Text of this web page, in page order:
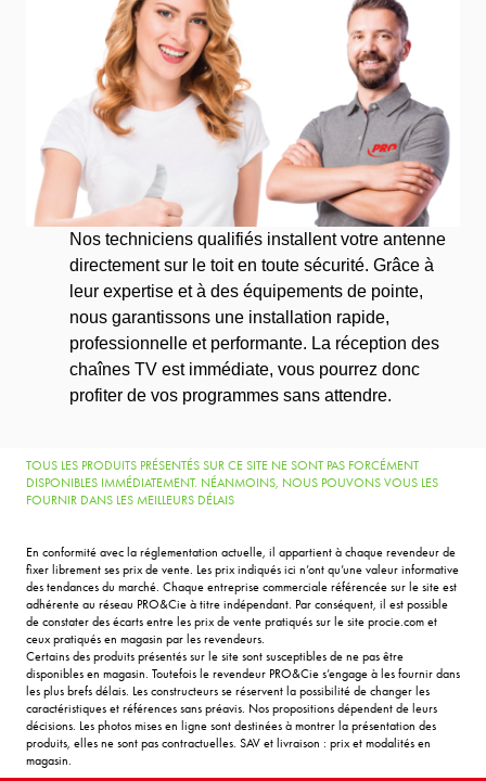
Nos techniciens qualifiés installent votre antenne
directement sur le toit en toute sécurité. Grâce à
leur expertise et à des équipements de pointe,
nous garantissons une installation rapide,
professionnelle et performante. La réception des
chaînes TV est immédiate, vous pourrez donc
profiter de vos programmes sans attendre.
TOUS LES PRODUITS PRÉSENTÉS SUR CE SITE NE SONT PAS FORCÉMENT
DISPONIBLES IMMÉDIATEMENT. NÉANMOINS, NOUS POUVONS VOUS LES
FOURNIR DANS LES MEILLEURS DÉLAIS
En conformité avec la réglementation actuelle, il appartient à chaque revendeur de
fixer librement ses prix de vente. Les prix indiqués ici n’ont qu’une valeur informative
des tendances du marché. Chaque entreprise commerciale référencée sur le site est
adhérente au réseau PRO&Cie à titre indépendant. Par conséquent, il est possible
de constater des écarts entre les prix de vente pratiqués sur le site procie.com et
ceux pratiqués en magasin par les revendeurs.
Certains des produits présentés sur le site sont susceptibles de ne pas être
disponibles en magasin. Toutefois le revendeur PRO&Cie s’engage à les fournir dans
les plus brefs délais. Les constructeurs se réservent la possibilité de changer les
caractéristiques et références sans préavis. Nos propositions dépendent de leurs
décisions. Les photos mises en ligne sont destinées à montrer la présentation des
produits, elles ne sont pas contractuelles. SAV et livraison : prix et modalités en
magasin.